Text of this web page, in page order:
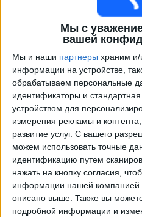
Мы с
вашей
Мы и наши партнеры храним и/
информации на устройстве,
обрабатываем персональные
идентификаторы и
устройством для
измерения рекламы и
развитие услуг. С вашего
можем использовать точные
идентификацию путем
нажать на кнопку согласия,
информации нашей компанией
описано выше. Также вы
подробной информации и
Программа передач
эфире вБраун Адроге
Суббота, 15.08.2026
23:00 Примера Б
Вилла Дальмине